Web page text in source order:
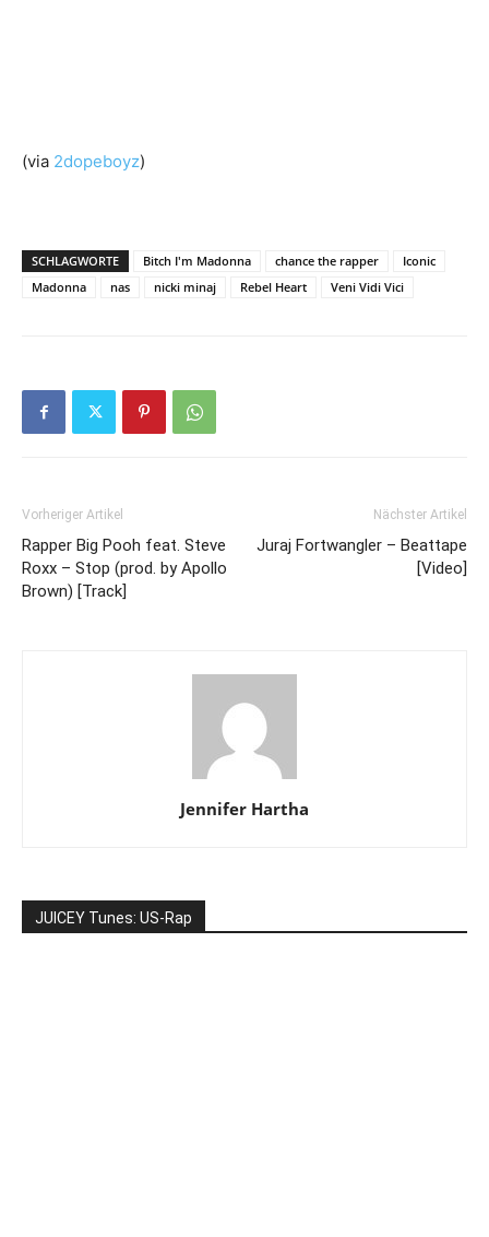
(via 2dopeboyz)
SCHLAGWORTE Bitch I'm Madonna chance the rapper
Iconic
Madonna
nas nicki minaj Rebel Heart Veni Vidi Vici
Vorheriger Artikel
Rapper Big Pooh feat. Steve
Roxx – Stop (prod. by Apollo
Brown) [Track]
Nächster Artikel
Juraj Fortwangler – Beattape
[Video]
Jennifer Hartha
JUICEY Tunes: US-Rap